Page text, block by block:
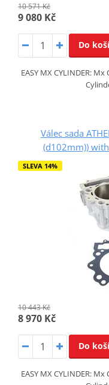
10 571 Kč
9 080 Kč
Do
EASY MX CYLINDER:
Válec sada
(d102mm))
SLEVA 14%
10 443 Kč
8 970 Kč
Do
EASY MX CYLINDER: